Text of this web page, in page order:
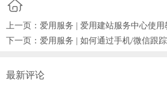
上一页： 爱用服务 | 爱用建站服务中心使用
下一页： 爱用服务 | 如何通过手机/微信跟
最新评论